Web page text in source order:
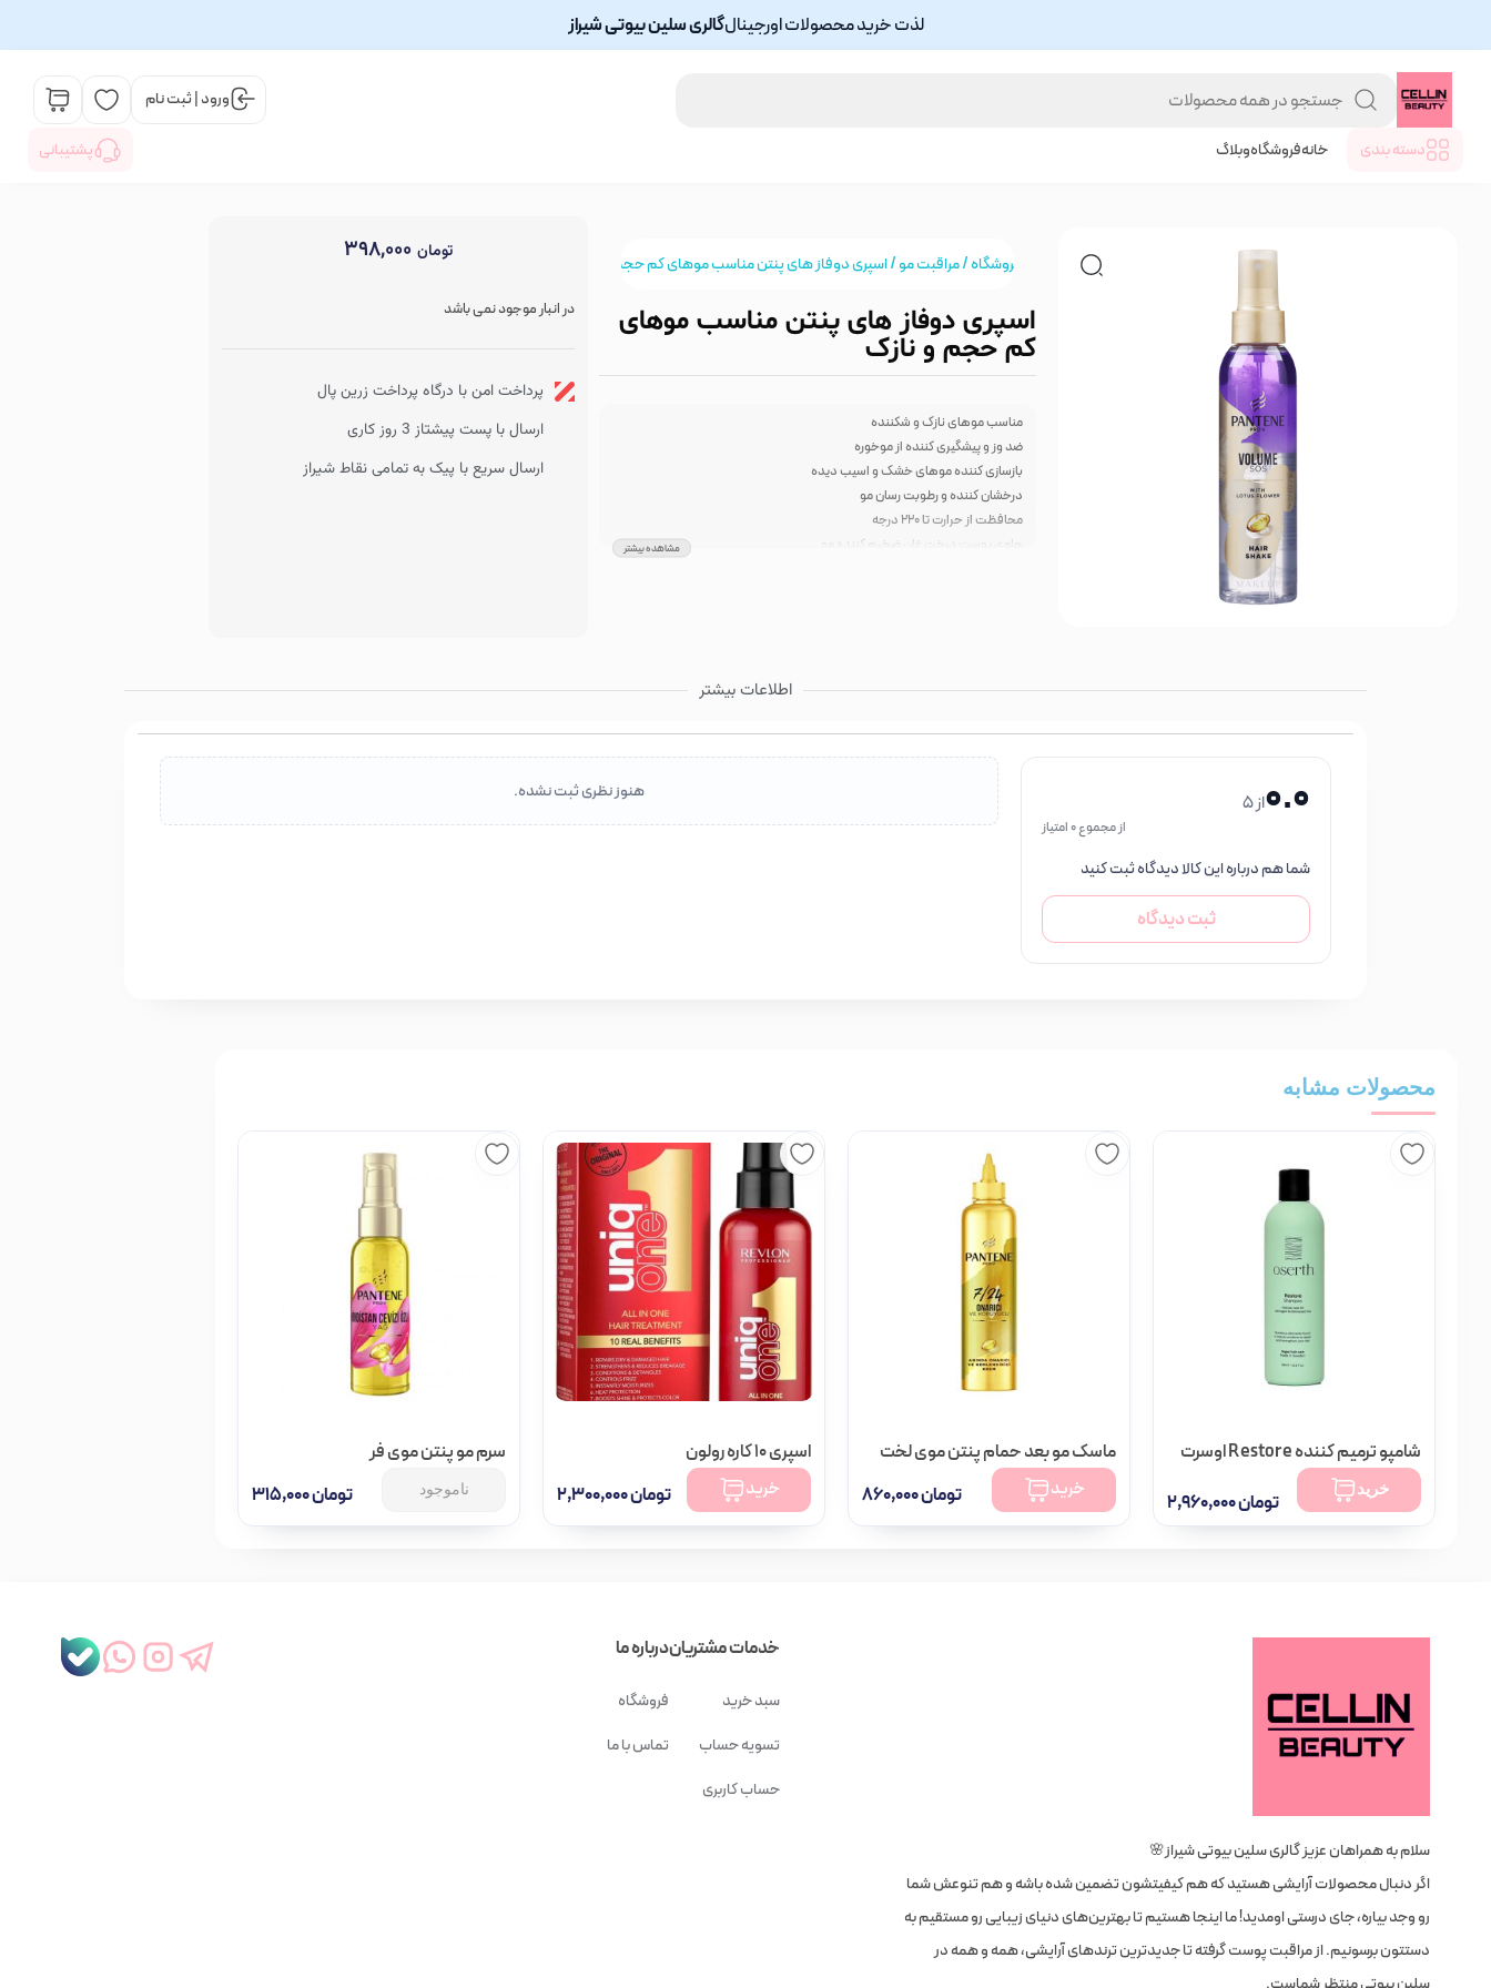
لذت خرید محصولات اورجینالگالری سلین بیوتی شیراز
ورود | ثبت نام
دسته بندی خانهفروشگاهوبلاگ پشتیبانی
فروشگاه/مراقبت مو/ اسپری دوفاز های پنتن مناسب موهای کم حجم و نازک
اسپری دوفاز های پنتن مناسب موهای
کم حجم و نازک
مناسب موهای نازک و شکننده
ضد وز و پیشگیری کننده از موخوره
بازسازی کننده موهای خشک و اسیب دیده
درخشان کننده و رطوبت رسان مو
محافظت از حرارت تا 220 درجه
حاوی پوست درخت غان ضخیم کننده مو
مشاهده بیشتر
تومان ۳۹۸,۰۰۰
در انبار موجود نمی باشد
پرداخت امن با درگاه پرداخت زرین پال
ارسال با پست پیشتاز 3 روز کاری
ارسال سریع با پیک به تمامی نقاط شیراز
اطلاعات بیشتر
0.0از 5
از مجموع 0 امتیاز
شما هم درباره این کالا دیدگاه ثبت کنید
ثبت دیدگاه
هنوز نظری ثبت نشده.
محصولات مشابه
شامپو ترمیم کننده Restore اوسرت
تومان
تومان۲,۹۶۰,۰۰۰
موجود در انبار
خرید
ماسک مو بعد حمام پنتن موی لخت
تومان
خرید
اسپری 10 کاره رولون
تومان
خرید
سرم مو پنتن موی فر
تومان
ناموجود
سلام به همراهان عزیز گالری سلین بیوتی شیراز🌸
اگر دنبال محصولات آرایشی هستید که هم کیفیتشون تضمین شده باشه و هم تنوعش شما
رو وجد بیاره، جای درستی اومدید! ما اینجا هستیم تا بهترین‌های دنیای زیبایی رو مستقیم به
دستتون برسونیم. از مراقبت پوست گرفته تا جدیدترین ترندهای آرایشی، همه و همه در
خدمات مشتریان
سبد خرید
تسویه حساب
حساب کاربری
درباره ما
فروشگاه
تماس با ما